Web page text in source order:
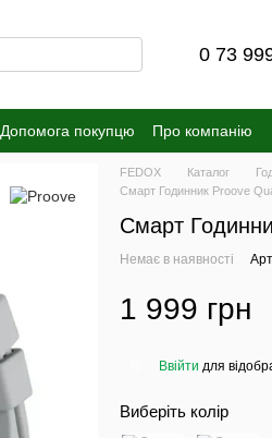
0 73
Допомога покупцю Про компанію
FEDOX Каталог
Смарт Годинник Proove
Смарт
Немає в наявності
1 999 грн
Ввійти для
Виберіть колір